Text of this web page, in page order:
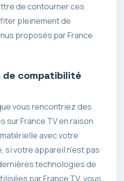
de contourner ces
pleinement de
proposés par France
de compatibilité
vous rencontriez des
sur France TV en raison
avec votre
si votre appareil n’est pas
technologies de
par France TV, vous